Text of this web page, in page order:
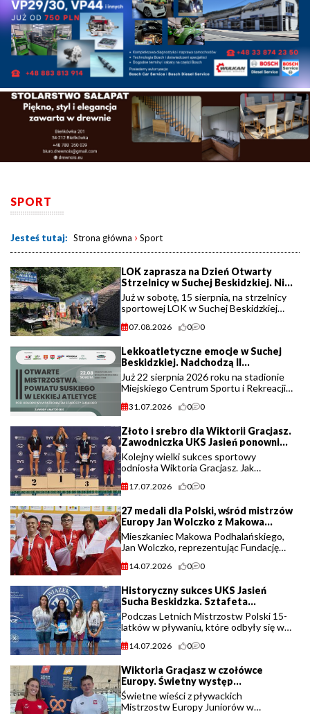
SPORT
Jesteś tutaj: Strona główna › Sport
LOK zaprasza na Dzień Otwarty
Strzelnicy w Suchej Beskidzkiej. Nie
zabraknie atrakcji dla dzieci i
dorosłych.
Już w sobotę, 15 sierpnia, na strzelnicy
sportowej LOK w Suchej Beskidzkiej
2026. Wydarzenie potrwa od godz. 9.00
wszystkich osób (...)
07.08.2026 0 0
Lekkoatletyczne emocje w Suchej
Beskidzkiej. Nadchodzą II
Mistrzostwa Powiatu Suskiego!
Już 22 sierpnia 2026 roku na stadionie
Miejskiego Centrum Sportu i Rekreacji
Otwarte Mistrzostwa Powiatu
Organizatorzy zapraszają dzieci, (...)
31.07.2026 0 0
Złoto i srebro dla Wiktorii Gracjasz.
Zawodniczka UKS Jasień ponownie
zachwyciła na Mistrzostwach Polski.
Kolejny wielki sukces sportowy
odniosła Wiktoria Gracjasz. Jak
zawodniczka znakomicie
Polski, wracając z zawodów z dwoma (...)
17.07.2026 0 0
27 medali dla Polski, wśród mistrzów
Europy Jan Wolczko z Makowa
Podhalańskiego.
Mieszkaniec Makowa Podhalańskiego,
Jan Wolczko, reprezentując Fundację
podczas Igrzysk Europejskich Virtus
mistrza Europy, dokładając (...)
14.07.2026 0 0
Historyczny sukces UKS Jasień
Sucha Beskidzka. Sztafeta
dziewcząt piątą drużyną w Polsce!
Podczas Letnich Mistrzostw Polski 15-
latków w pływaniu, które odbyły się w
wywalczyły znakomite 5. miejsce w
14.07.2026 0 0
Wiktoria Gracjasz w czołówce
Europy. Świetny występ
reprezentantki UKS Jasień.
Świetne wieści z pływackich
Mistrzostw Europy Juniorów w